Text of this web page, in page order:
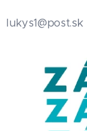
lukys1@post.sk